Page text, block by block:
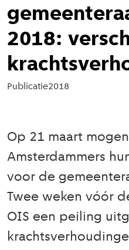
2018:
Publicatie2018
Op 21 maart
Amsterdammers
voor de
Twee weken vóór
OIS een peiling